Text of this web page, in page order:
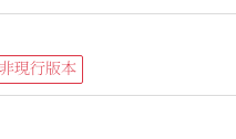
非現行版本